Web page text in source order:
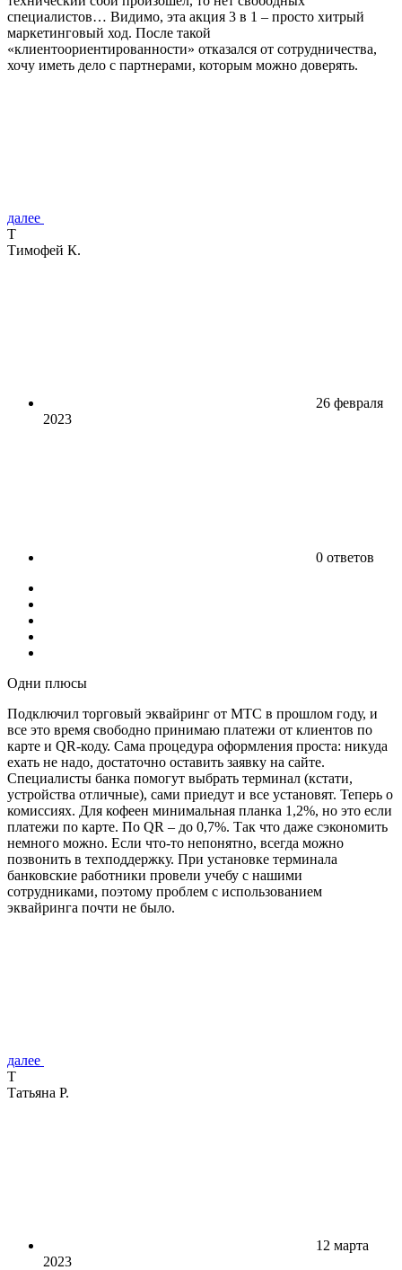
специалистов… Видимо, эта акция 3 в 1 – просто хитрый
маркетинговый ход. После такой
«клиентоориентированности» отказался от сотрудничества,
хочу иметь дело с партнерами, которым можно доверять.
далее
Т
Тимофей К.
26 февраля
2023
0 ответов
Одни плюсы
Подключил торговый эквайринг от МТС в прошлом году, и
все это время свободно принимаю платежи от клиентов по
карте и QR-коду. Сама процедура оформления проста: никуда
ехать не надо, достаточно оставить заявку на сайте.
Специалисты банка помогут выбрать терминал (кстати,
устройства отличные), сами приедут и все установят. Теперь о
комиссиях. Для кофеен минимальная планка 1,2%, но это если
платежи по карте. По QR – до 0,7%. Так что даже сэкономить
немного можно. Если что-то непонятно, всегда можно
позвонить в техподдержку. При установке терминала
банковские работники провели учебу с нашими
сотрудниками, поэтому проблем с использованием
эквайринга почти не было.
далее
Т
Татьяна Р.
12 марта
2023